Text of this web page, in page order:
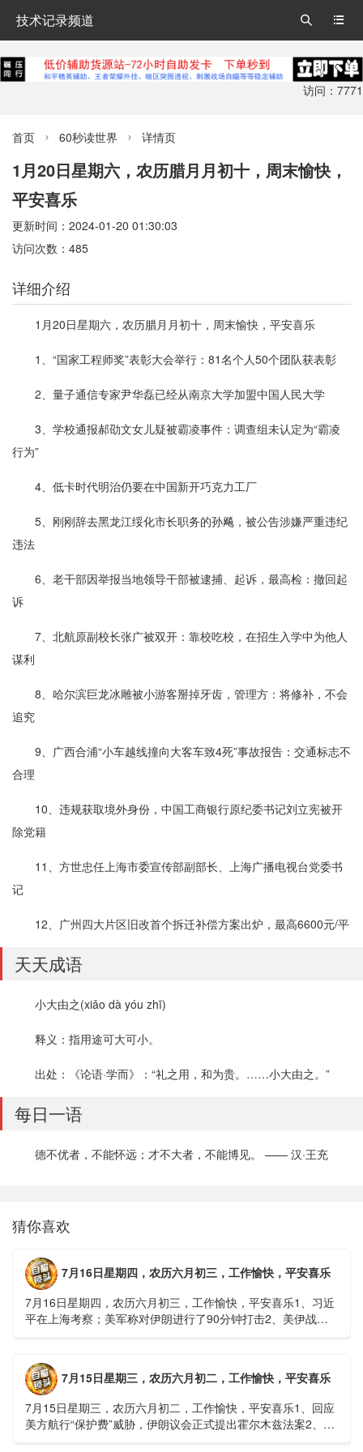
技术记录频道 

访问：7771
首页  60秒读世界  详情页
1月20日星期六，农历腊月月初十，周末愉快，
平安喜乐
更新时间：2024-01-20 01:30:03
访问次数：485
详细介绍
1月20日星期六，农历腊月月初十，周末愉快，平安喜乐
1、“国家工程师奖”表彰大会举行：81名个人50个团队获表彰
2、量子通信专家尹华磊已经从南京大学加盟中国人民大学
3、学校通报郝劭文女儿疑被霸凌事件：调查组未认定为“霸凌
行为”
4、低卡时代明治仍要在中国新开巧克力工厂
5、刚刚辞去黑龙江绥化市长职务的孙飚，被公告涉嫌严重违纪
违法
6、老干部因举报当地领导干部被逮捕、起诉，最高检：撤回起
诉
7、北航原副校长张广被双开：靠校吃校，在招生入学中为他人
谋利
8、哈尔滨巨龙冰雕被小游客掰掉牙齿，管理方：将修补，不会
追究
9、广西合浦“小车越线撞向大客车致4死”事故报告：交通标志不
合理
10、违规获取境外身份，中国工商银行原纪委书记刘立宪被开
除党籍
11、方世忠任上海市委宣传部副部长、上海广播电视台党委书
记
12、广州四大片区旧改首个拆迁补偿方案出炉，最高6600元/平
天天成语
小大由之(xiǎo dà yóu zhī)
释义：指用途可大可小。
出处：《论语·学而》：“礼之用，和为贵。……小大由之。”
每日一语
德不优者，不能怀远；才不大者，不能博见。 —— 汉·王充
猜你喜欢
7月16日星期四，农历六月初三，工作愉快，平安喜乐
7月16日星期四，农历六月初三，工作愉快，平安喜乐1、习近
平在上海考察；美军称对伊朗进行了90分钟打击2、美伊战争
7月15日星期三，农历六月初二，工作愉快，平安喜乐
7月15日星期三，农历六月初二，工作愉快，平安喜乐1、回应
美方航行“保护费”威胁，伊朗议会正式提出霍尔木兹法案2、全